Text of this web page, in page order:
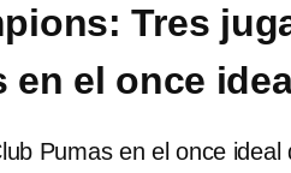
Tres
en el once
Pumas en el once